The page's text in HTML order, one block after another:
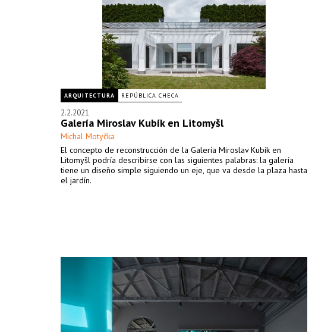
ARQUITECTURA REPÚBLICA CHECA
2.2.2021
Galería Miroslav Kubík en Litomyšl
Michal Motyčka
El concepto de reconstrucción de la Galería Miroslav Kubík en
Litomyšl podría describirse con las siguientes palabras: la galería
tiene un diseño simple siguiendo un eje, que va desde la plaza hasta
el jardín.